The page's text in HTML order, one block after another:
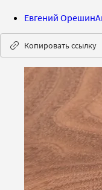
Евгений Орешин
Копировать ссылку